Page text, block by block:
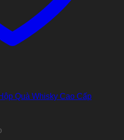
Quà Whisky Cao Cấp